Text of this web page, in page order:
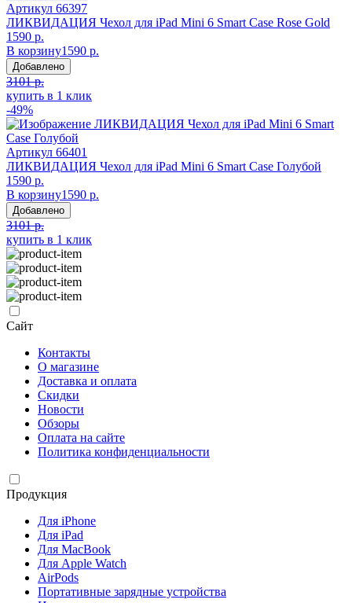
Артикул 66397
ЛИКВИДАЦИЯ Чехол для iPad Mini 6 Smart Case Rose Gold
1590 р.
В корзину1590 р.
Добавлено
3101 р.
купить в 1 клик
-49%
Артикул 66401
ЛИКВИДАЦИЯ Чехол для iPad Mini 6 Smart Case Голубой
1590 р.
В корзину1590 р.
Добавлено
3101 р.
купить в 1 клик
Сайт
Контакты
О магазине
Доставка и оплата
Скидки
Новости
Обзоры
Оплата на сайте
Политика конфиденциальности
Продукция
Для iPhone
Для iPad
Для MacBook
Для Apple Watch
AirPods
Портативные зарядные устройства